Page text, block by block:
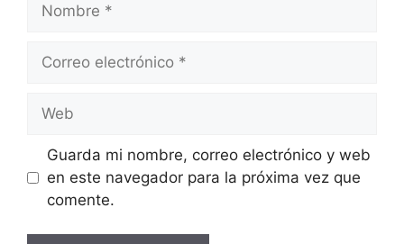
electrónico
Guarda mi nombre, correo electrónico y web
en este navegador para la próxima vez que
comente.